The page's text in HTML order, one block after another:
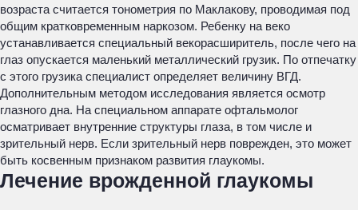
возраста считается тонометрия по Маклакову, проводимая под
общим кратковременным наркозом. Ребенку на веко
устанавливается специальный векорасширитель, после чего на
глаз опускается маленький металлический грузик. По отпечатку
с этого грузика специалист определяет величину ВГД.
Дополнительным методом исследования является осмотр
глазного дна. На специальном аппарате офтальмолог
осматривает внутренние структуры глаза, в том числе и
зрительный нерв. Если зрительный нерв поврежден, это может
быть косвенным признаком развития глаукомы.
Лечение врожденной глаукомы